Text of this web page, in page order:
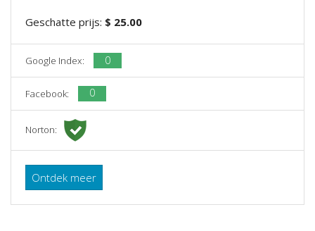
Geschatte prijs: $ 25.00
Google Index: 0
Facebook: 0
Norton:
Ontdek meer